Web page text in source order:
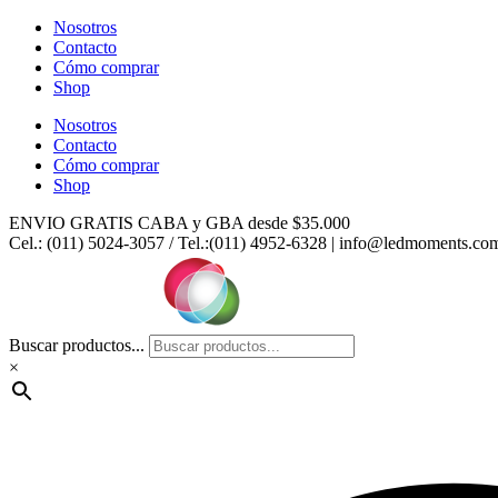
contenido
Nosotros
Contacto
Cómo comprar
Shop
Nosotros
Contacto
Cómo comprar
Shop
ENVIO GRATIS CABA y GBA desde $35.000
Cel.: (011) 5024-3057 / Tel.:(011) 4952-6328 |
Buscar productos...
×